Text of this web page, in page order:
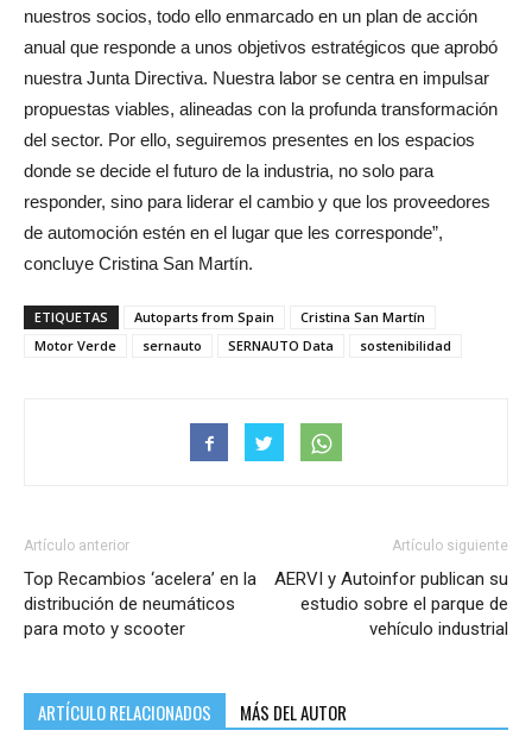
nuestros socios, todo ello enmarcado en un plan de acción
anual que responde a unos objetivos estratégicos que aprobó
nuestra Junta Directiva. Nuestra labor se centra en impulsar
propuestas viables, alineadas con la profunda transformación
del sector. Por ello, seguiremos presentes en los espacios
donde se decide el futuro de la industria, no solo para
responder, sino para liderar el cambio y que los proveedores
de automoción estén en el lugar que les corresponde”,
concluye Cristina San Martín.
ETIQUETAS Autoparts from Spain
Cristina San Martín
Motor Verde
sernauto SERNAUTO Data sostenibilidad
Artículo anterior
Top Recambios ‘acelera’ en la
distribución de neumáticos
para moto y scooter
Artículo siguiente
AERVI y Autoinfor publican su
estudio sobre el parque de
vehículo industrial
ARTÍCULO RELACIONADOS MÁS DEL AUTOR